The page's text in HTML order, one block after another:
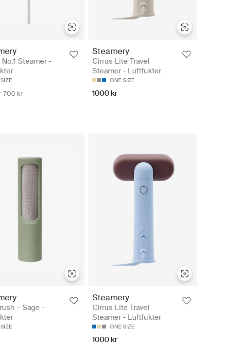
Steamer -
700 kr
Steamery
Cirrus Lite Travel
Steamer - Luftfukter
ONE SIZE
1000 kr
– Sage -
Steamery
Cirrus Lite Travel
Steamer - Luftfukter
ONE SIZE
1000 kr